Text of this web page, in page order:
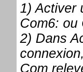
1) Activer
Com6: ou
2) Dans
Com